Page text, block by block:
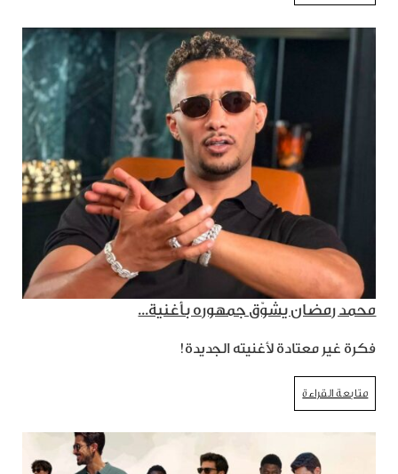
محمد رمضان يشوّق جمهوره بأغنية...
فكرة غير معتادة لأغنيته الجديدة!
متابعة القراءة